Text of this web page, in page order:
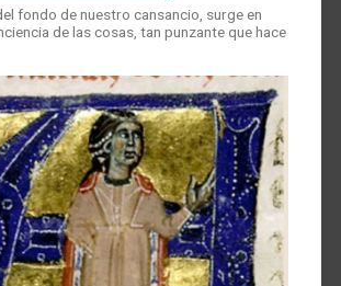
fondo de nuestro cansancio, surge en
de las cosas, tan punzante que hace